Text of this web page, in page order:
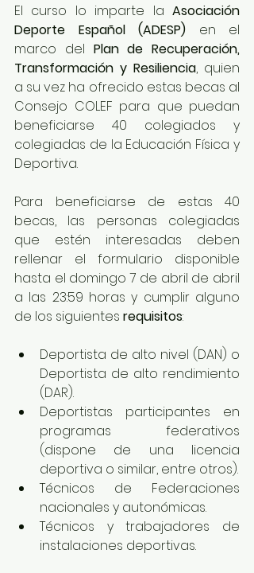
El curso lo imparte la Asociación
Deporte Español (ADESP) en el
marco del Plan de Recuperación,
Transformación y Resiliencia, quien
a su vez ha ofrecido estas becas al
Consejo COLEF para que puedan
beneficiarse 40 colegiados y
colegiadas de la Educación Física y
Deportiva.
Para beneficiarse de estas 40
becas, las personas colegiadas
que estén interesadas deben
rellenar el formulario disponible
hasta el domingo 7 de abril de abril
a las 23:59 horas y cumplir alguno
de los siguientes requisitos:
Deportista de alto nivel (DAN) o
Deportista de alto rendimiento
(DAR).
Deportistas participantes en
programas federativos
(dispone de una licencia
deportiva o similar, entre otros).
Técnicos de Federaciones
nacionales y autonómicas.
Técnicos y trabajadores de
instalaciones deportivas.